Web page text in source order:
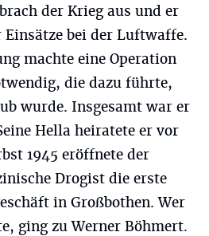
der Krieg aus und er
Einsätze bei der Luftwaffe.
machte eine Operation
die dazu führte,
wurde. Insgesamt war er
Hella heiratete er vor
1945 eröffnete der
Drogist die erste
in Großbothen. Wer
ging zu Werner Böhmert.